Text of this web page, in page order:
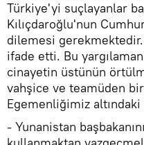
Türkiye'yi suçlayanlar
Kılıçdaroğlu'nun
dilemesi gerekmektedir.
ifade etti. Bu
cinayetin üstünün
vahşice ve teamüden
Egemenliğimiz
- Yunanistan